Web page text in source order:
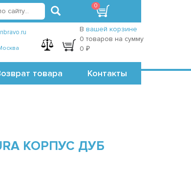
регистрация
В вашей корзине
0 товаров на сумму
0 ₽
товара Контакты
0
КОРПУС ДУБ